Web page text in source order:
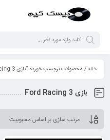
خانه/ محصولات برچسب خورده “بازی Ford Racing 3”
بازی Ford Racing 3